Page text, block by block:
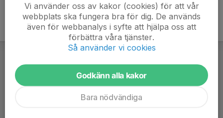
Vi använder oss av kakor (cookies) för att vår
webbplats ska fungera bra för dig. De används
även för webbanalys i syfte att hjälpa oss att
förbättra våra tjänster.
Så använder vi cookies
Godkänn alla kakor
Bara nödvändiga